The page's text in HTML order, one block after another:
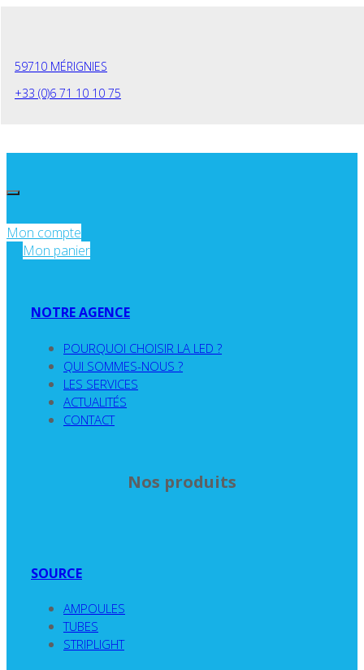
59710 MÉRIGNIES
+33 (0)6 71 10 10 75
Mon compte
Mon panier
NOTRE AGENCE
POURQUOI CHOISIR LA LED ?
QUI SOMMES-NOUS ?
LES SERVICES
ACTUALITÉS
CONTACT
Nos produits
SOURCE
AMPOULES
TUBES
STRIPLIGHT